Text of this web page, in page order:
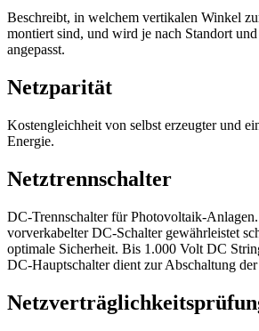
Beschreibt, in welchem vertikalen Winkel
montiert sind, und wird je nach Standort
angepasst.
Netzparität
Kostengleichheit von selbst erzeugter und
Energie.
Netztrennschalter
DC-Trennschalter für Photovoltaik-
vorverkabelter DC-Schalter gewährleistet
optimale Sicherheit. Bis 1.000 Volt DC
DC-Hauptschalter dient zur Abschaltung